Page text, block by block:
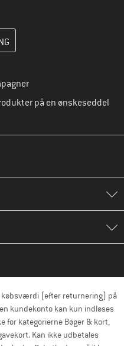
i næste trin din
på en ønskeseddel
(efter returnering) på
kundekonto kan kun indløses
for kategorierne Bøger & kort,
Kan ikke udbetales